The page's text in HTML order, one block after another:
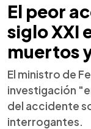
El peor
siglo XXI
muertos
El ministro de
investigación
del accidente
interrogantes.